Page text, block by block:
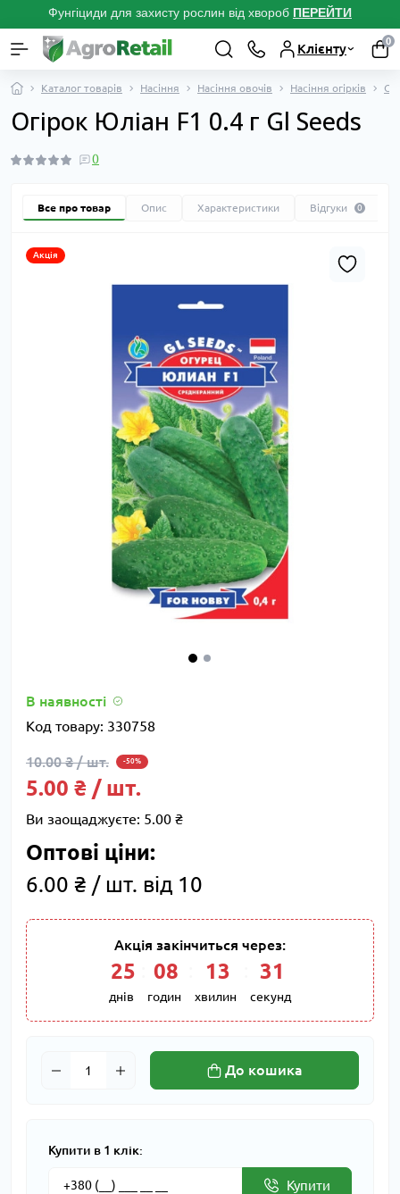
Фунгіциди для захисту рослин від хвороб ПЕРЕЙТИ
Клієнту
0
Каталог товарів Насіння Насіння овочів Насіння огірків
Огірок Юліан F1 0.4 г Gl Seeds
0
Все про товар Опис Характеристики Відгуки 0
Акція
В наявності
Код товару: 330758
10.00 ₴ / шт. -50%
5.00 ₴ / шт.
Ви заощаджуєте: 5.00 ₴
Оптові ціни:
6.00 ₴ / шт. від 10
Акція закінчиться через:
25
днів
08
годин
13
хвилин
30
секунд
До кошика
Купити в 1 клік:
Купити